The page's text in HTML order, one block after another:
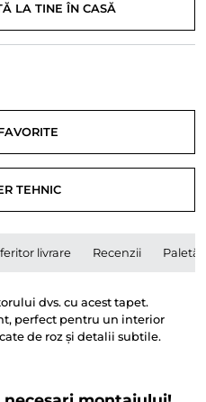
LA TINE ÎN CASĂ
TEHNIC
livrare Recenzii Paletă
dvs. cu acest tapet.
perfect pentru un interior
de roz și detalii subtile.